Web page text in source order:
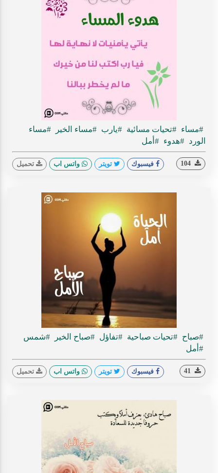
#مساء #تحيات مسائية #يارب #مساء الخير
#مساء
الورد #هدوء #أمل
فيسبوك تويتر واتس اب تحميل
#صباح #تحيات صباحية #تفاؤل #صباح الخير
#شمس
#أمل
فيسبوك تويتر واتس اب تحميل